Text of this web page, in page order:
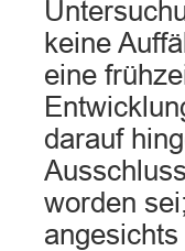
keine
eine
darauf
worden